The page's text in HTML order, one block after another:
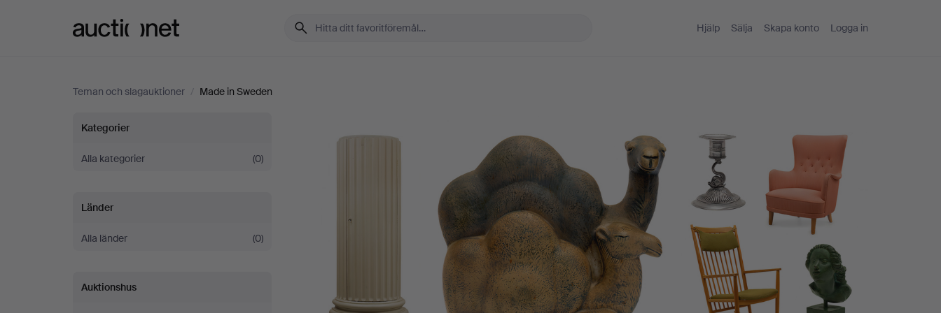
Hjälp Sälja Skapa konto Logga in
Teman och slagauktioner / Made in Sweden
Made
in
Sweden
Kategorier
Alla kategorier (0)
Länder
Alla länder (0)
Auktionshus